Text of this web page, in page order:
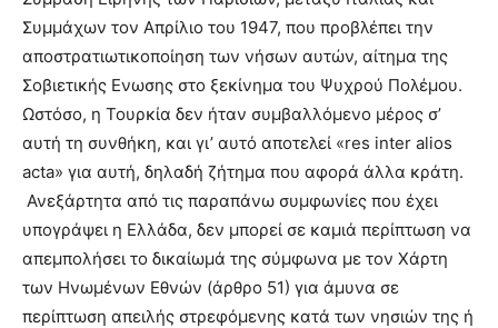
Συμμάχων τον Απρίλιο του 1947, που προβλέπει την
αποστρατιωτικοποίηση των νήσων αυτών, αίτημα της
Σοβιετικής Ενωσης στο ξεκίνημα του Ψυχρού Πολέμου.
Ωστόσο, η Τουρκία δεν ήταν συμβαλλόμενο μέρος σ’
αυτή τη συνθήκη, και γι’ αυτό αποτελεί «res inter alios
acta» για αυτή, δηλαδή ζήτημα που αφορά άλλα κράτη.
Ανεξάρτητα από τις παραπάνω συμφωνίες που έχει
υπογράψει η Ελλάδα, δεν μπορεί σε καμιά περίπτωση να
απεμπολήσει το δικαίωμά της σύμφωνα με τον Χάρτη
των Ηνωμένων Εθνών (άρθρο 51) για άμυνα σε
περίπτωση απειλής στρεφόμενης κατά των νησιών της ή